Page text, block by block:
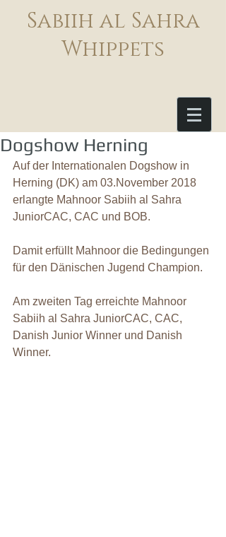
Sabiih al Sahra
Whippets
Dogshow Herning
Auf der Internationalen Dogshow in
Herning (DK) am 03.November 2018
erlangte Mahnoor Sabiih al Sahra
JuniorCAC, CAC und BOB.
Damit erfüllt Mahnoor die Bedingungen
für den Dänischen Jugend Champion.
Am zweiten Tag erreichte Mahnoor
Sabiih al Sahra JuniorCAC, CAC,
Danish Junior Winner und Danish
Winner.